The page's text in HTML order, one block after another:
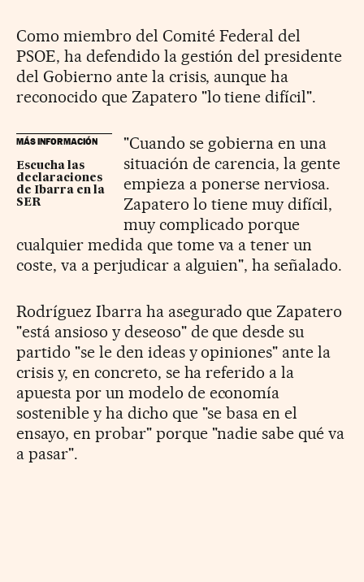
Como miembro del Comité Federal del
PSOE, ha defendido la gestión del presidente
del Gobierno ante la crisis, aunque ha
reconocido que Zapatero "lo tiene difícil".
MÁS INFORMACIÓN
Escucha las
declaraciones
de Ibarra en la
SER
"Cuando se gobierna en una
situación de carencia, la gente
empieza a ponerse nerviosa.
Zapatero lo tiene muy difícil,
muy complicado porque
cualquier medida que tome va a tener un
coste, va a perjudicar a alguien", ha señalado.
Rodríguez Ibarra ha asegurado que Zapatero
"está ansioso y deseoso" de que desde su
partido "se le den ideas y opiniones" ante la
crisis y, en concreto, se ha referido a la
apuesta por un modelo de economía
sostenible y ha dicho que "se basa en el
ensayo, en probar" porque "nadie sabe qué va
a pasar".